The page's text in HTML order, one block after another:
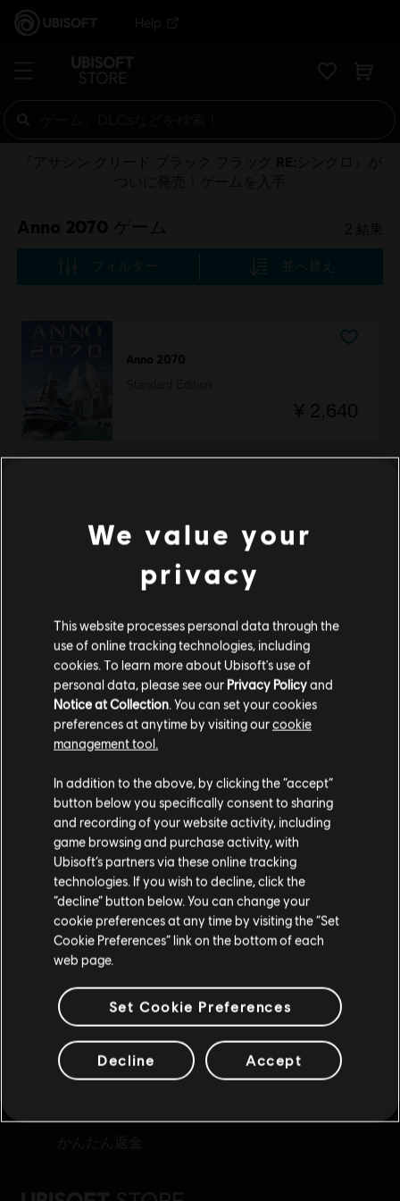
Help
Anno 2070 ゲーム 2 結果
フィルター 並べ替え
Anno 2070
¥ 2,640
Complete Edition
¥ 3,960
2個のうち2個のアイテムを表示中
最新のPCゲームをお探しですか？ それならUbisoft Storeにお任せください！
グ体験を楽しみましょう。定期的にセールや特別オファーが実施されており、 a
href="https://store.ubi.com/assassins-creed" 『アサシン クリード』シリーズや『
報酬 限定割引
判断されています。
購入はお住いの国のストアで可能です。
現在のストアで続ける
お住いの国のストアに変更する
We value your
privacy
This website processes personal data through the
use of online tracking technologies, including
cookies. To learn more about Ubisoft's use of
personal data, please see our Privacy Policyand
Notice at Collection . You can set your cookies
preferences at anytime by visiting ourcookie
management tool.
In addition to the above, by clicking the “accept”
button below you specifically consent to sharing
and recording of your website activity, including
game browsing and purchase activity, with
Ubisoft’s partners via these online tracking
technologies. If you wish to decline, click the
“decline” button below. You can change your
cookie preferences at any time by visiting the “Set
Cookie Preferences” link on the bottom of each
web page.
Set Cookie Preferences
Decline Accept